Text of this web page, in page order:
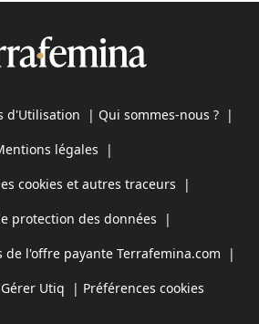
d'Utilisation | Qui sommes-nous ? |
légales |
cookies et autres traceurs |
protection des données |
de l'offre payante Terrafemina.com |
Gérer Utiq | Préférences cookies